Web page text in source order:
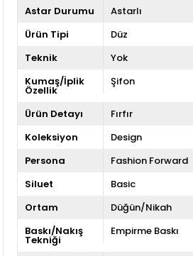
Astar Durumu
Astarlı
Ürün Tipi
Düz
Teknik
Yok
Kumaş/İplik
Özellik
Şifon
Ürün Detayı
Fırfır
Koleksiyon
Design
Persona
Fashion Forward
Siluet
Basic
Ortam
Düğün/Nikah
Baskı/Nakış
Tekniği
Empirme Baskı